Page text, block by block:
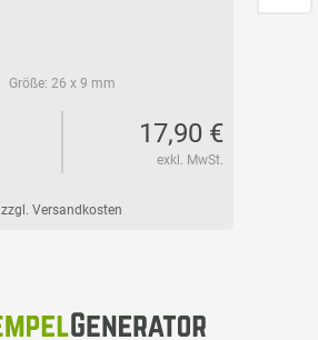
Größe: 26 x 9 mm
17,90 €
exkl. MwSt.
zzgl. Versandkosten